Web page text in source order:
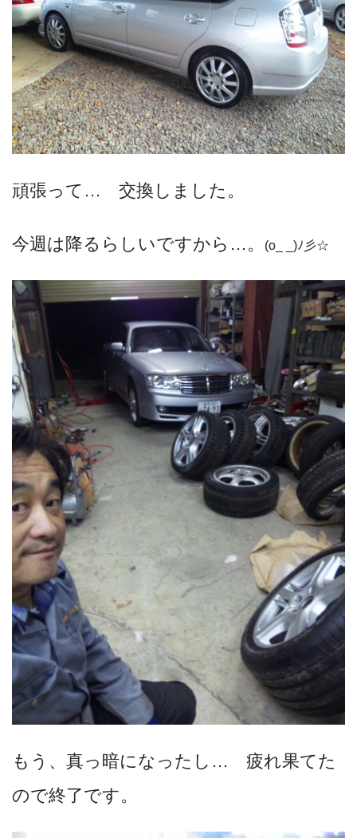
頑張って… 交換しました。
今週は降るらしいですから… 。 (o_ _)ﾉ彡☆
もう、真っ暗になったし… 疲れ果てた
ので終了です。